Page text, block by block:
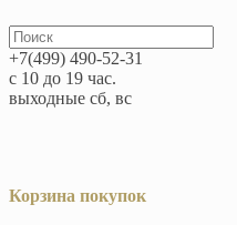
+7(499) 490-52-31
с 10 до 19 час.
выходные сб, вс
Корзина покупок